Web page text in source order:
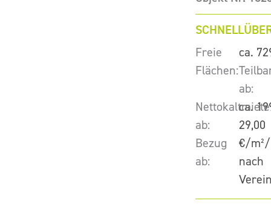
Freie
Flächen:
ca.
ab:
ca.
Nettokaltmiete
ab:
29,00
€/
Bezug
ab:
nach